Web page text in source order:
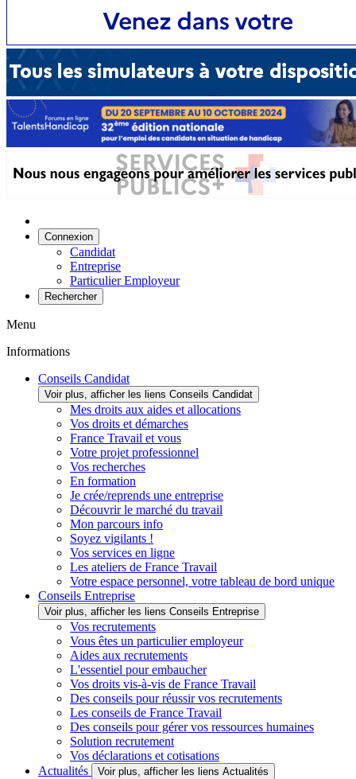
Connexion
Candidat
Entreprise
Particulier Employeur
Rechercher
Menu
Informations
Conseils Candidat
Voir plus, afficher les liens Conseils Candidat
Mes droits aux aides et allocations
Vos droits et démarches
France Travail et vous
Votre projet professionnel
Vos recherches
En formation
Je crée/reprends une entreprise
Découvrir le marché du travail
Mon parcours info
Soyez vigilants !
Vos services en ligne
Les ateliers de France Travail
Votre espace personnel, votre tableau de bord unique
Conseils Entreprise
Voir plus, afficher les liens Conseils Entreprise
Vos recrutements
Vous êtes un particulier employeur
Aides aux recrutements
L'essentiel pour embaucher
Vos droits vis-à-vis de France Travail
Des conseils pour réussir vos recrutements
Les conseils de France Travail
Des conseils pour gérer vos ressources humaines
Solution recrutement
Vos déclarations et cotisations
Actualités
Voir plus, afficher les liens Actualités